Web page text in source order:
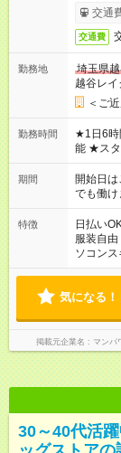
了次第
交通
交通費
勤務地
埼玉県
越谷レ
＜ご
勤務時間
★1日6時間～の時
能 ★スタ
20:00 な
週40時
間以上勤
（日雇い
案内が
期間
開始日
でも働け
特徴 日払い
服装自由
ソコン
気になる！
掲載元企業名 マンパ
30～40代活